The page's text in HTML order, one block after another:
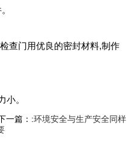
查门用优良的密封材料,制作
小。
一篇：:环境安全与生产安全同样